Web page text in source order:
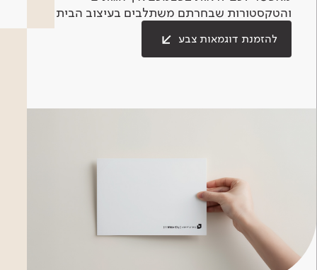
והטקסטורות שבחרתם משתלבים בעיצוב הבית.
להזמנת דוגמאות צבע